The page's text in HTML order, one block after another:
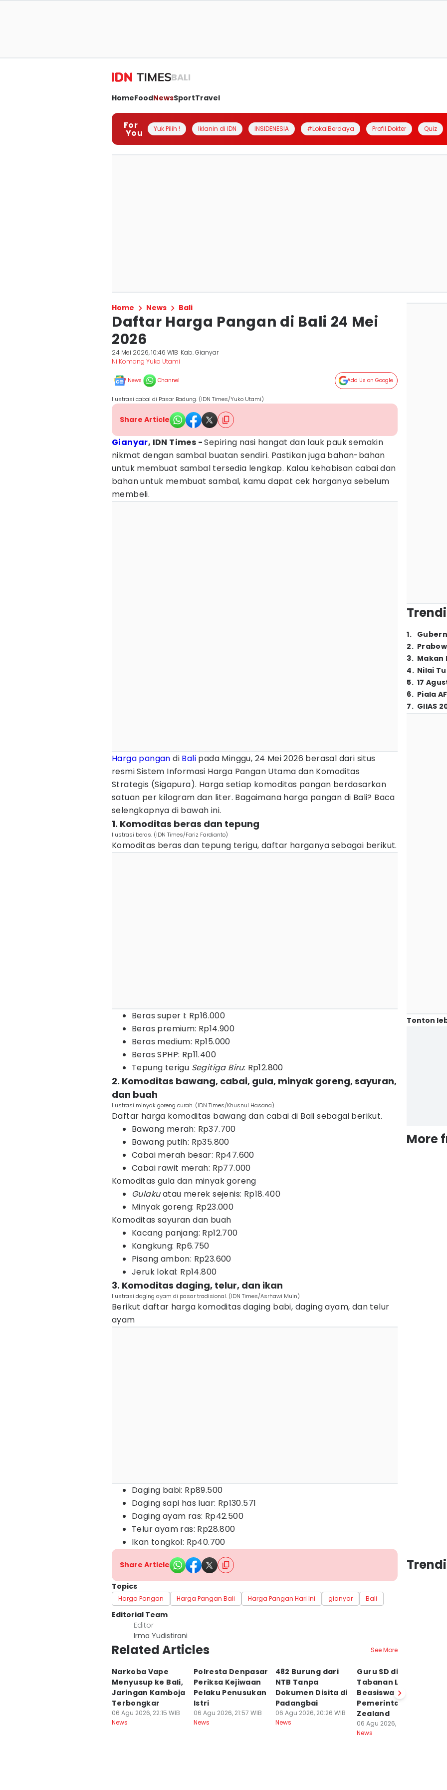
BALI
HomeFoodNewsSportTravel
For
You Yuk Pilih ! Iklanin di IDN INSIDENESIA #LokalBerdaya Profil Dokter Quiz
Home News Bali
Daftar Harga Pangan di Bali 24 Mei
2026
24 Mei 2026, 10:46 WIB Kab. Gianyar
Ni Komang Yuko Utami
News Channel Add Us on Google
Ilustrasi cabai di Pasar Badung. (IDN Times/Yuko Utami)
Share Article
Gianyar, IDN Times -Sepiring nasi hangat dan lauk pauk semakin
nikmat dengan sambal buatan sendiri. Pastikan juga bahan-bahan
untuk membuat sambal tersedia lengkap. Kalau kehabisan cabai dan
bahan untuk membuat sambal, kamu dapat cek harganya sebelum
membeli.
Harga pangan di Bali pada Minggu, 24 Mei 2026 berasal dari situs
resmi Sistem Informasi Harga Pangan Utama dan Komoditas
Strategis (Sigapura). Harga setiap komoditas pangan berdasarkan
satuan per kilogram dan liter. Bagaimana harga pangan di Bali? Baca
selengkapnya di bawah ini.
1. Komoditas beras dan tepung
Ilustrasi beras. (IDN Times/Fariz Fardianto)
Komoditas beras dan tepung terigu, daftar harganya sebagai berikut.
Beras super I: Rp16.000
Beras premium: Rp14.900
Beras medium: Rp15.000
Beras SPHP: Rp11.400
Tepung terigu Segitiga Biru: Rp12.800
2. Komoditas bawang, cabai, gula, minyak goreng, sayuran,
dan buah
Ilustrasi minyak goreng curah. (IDN Times/Khusnul Hasana)
Daftar harga komoditas bawang dan cabai di Bali sebagai berikut.
Bawang merah: Rp37.700
Bawang putih: Rp35.800
Cabai merah besar: Rp47.600
Cabai rawit merah: Rp77.000
Komoditas gula dan minyak goreng
Gulakuatau merek sejenis: Rp18.400
Minyak goreng: Rp23.000
Komoditas sayuran dan buah
Kacang panjang: Rp12.700
Kangkung: Rp6.750
Pisang ambon: Rp23.600
Jeruk lokal: Rp14.800
3. Komoditas daging, telur, dan ikan
Ilustrasi daging ayam di pasar tradisional. (IDN Times/Asrhawi Muin)
Berikut daftar harga komoditas daging babi, daging ayam, dan telur
ayam
Daging babi: Rp89.500
Daging sapi has luar: Rp130.571
Daging ayam ras: Rp42.500
Telur ayam ras: Rp28.800
Ikan tongkol: Rp40.700
Share Article
Topics
Harga Pangan Harga Pangan Bali Harga Pangan Hari Ini gianyar Bali
Editorial Team
Editor
Irma Yudistirani
Related Articles See More
Narkoba Vape
Menyusup ke Bali,
Jaringan Kamboja
Terbongkar
06 Agu 2026, 22:15 WIB
News
Polresta Denpasar
Periksa Kejiwaan
Pelaku Penusukan
Istri
06 Agu 2026, 21:57 WIB
News
482 Burung dari
NTB Tanpa
Dokumen Disita di
Padangbai
06 Agu 2026, 20:26 WIB
News
Guru SD di
Tabanan Lolos
Beasiswa NZELTO
Pemerintah New
Zealand
06 Agu 2026, 15:56 WIB
News
1.
2.
3. Makan
4. Nilai
5. 17
6. Piala
7. GIIAS
Tonton
More